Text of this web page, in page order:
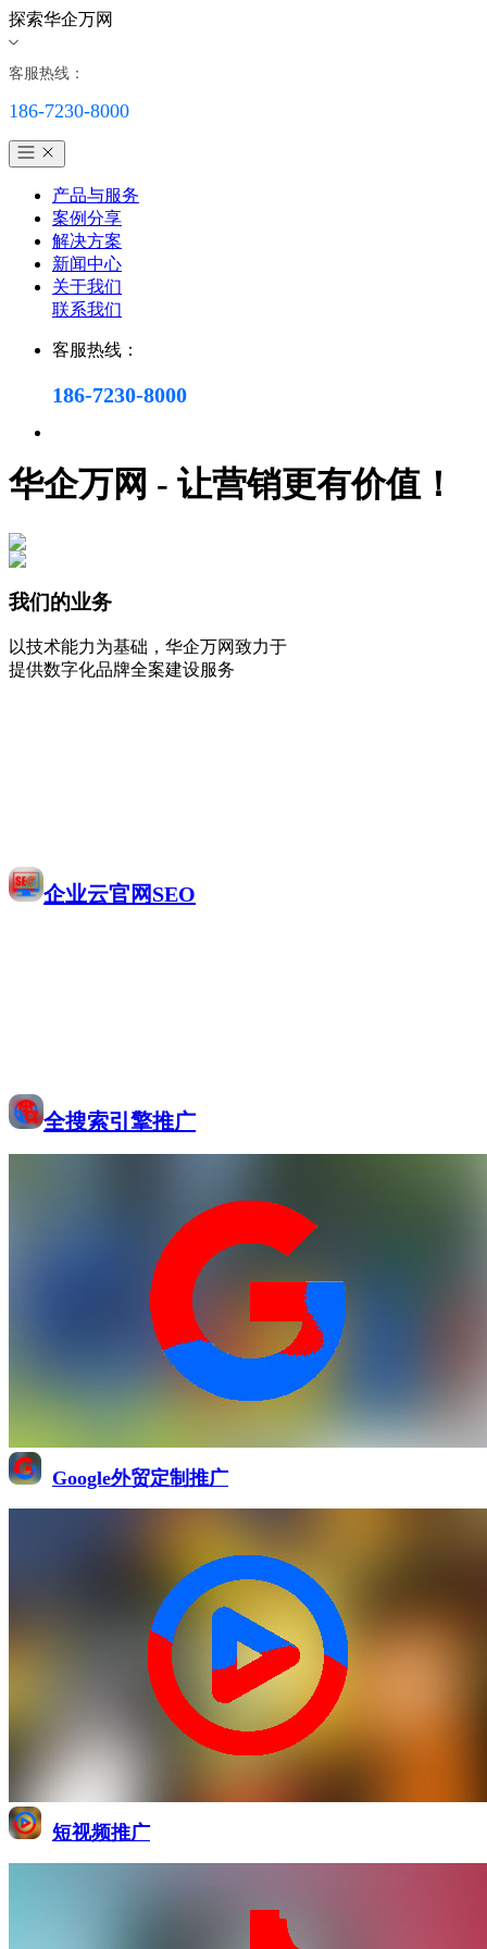
探索华企万网
客服热线：
186-7230-8000
产品与服务
案例分享
解决方案
新闻中心
关于我们
联系我们
客服热线：
186-7230-8000
华企万网 - 让营销更有价值！
我们的业务
以技术能力为基础，华企万网致力于
提供数字化品牌全案建设服务
企业云官网SEO
全搜索引擎推广
Google外贸定制推广
短视频推广